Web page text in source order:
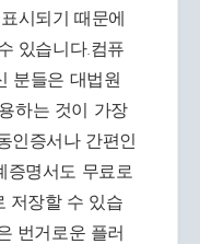
시되기 때문에
있습니다.컴퓨
분들은 대법원
하는 것이 가장
인증서나 간편인
증명서도 무료로
저장할 수 있습
번거로운 플러